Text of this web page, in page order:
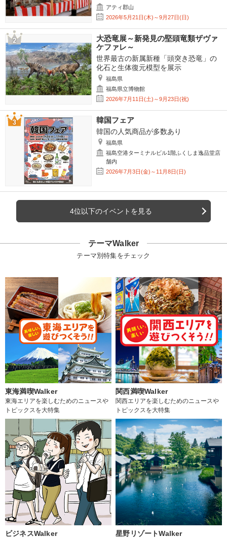
アティ郡山
2026年5月21日(木)～9月27日(日)
大恐竜展～新発見の堅頭竜類ザヴァ
ケファレ～
世界最古の新属新種「頭突き恐竜」の
化石と生体復元模型を展示
福島県
福島県立博物館
2026年7月11日(土)～9月23日(祝)
韓国フェア
韓国の人気商品が多数あり
福島県
福島空港ターミナルビル1階ふくしま逸品堂店
舗内
2026年7月3日(金)～11月8日(日)
4位以下のイベントを見る
テーマWalker
テーマ別特集をチェック
東海満喫Walker
東海エリアを楽しむためのニュースや
トピックスを大特集
関西満喫Walker
関西エリアを楽しむためのニュースや
トピックスを大特集
ビジネスWalker 星野リゾートWalker